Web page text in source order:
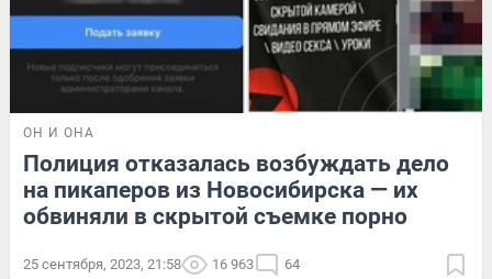
ОН И ОНА
Полиция отказалась возбуждать дело
на пикаперов из Новосибирска — их
обвиняли в скрытой съемке порно
25 сентября, 2023, 21:58 16 963 64